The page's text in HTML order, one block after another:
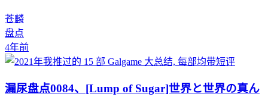
苍麟
盘点
4年前
漏尿盘点0084、[Lump of Sugar]世界と世界の真ん